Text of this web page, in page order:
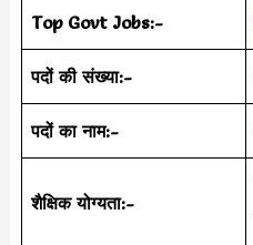
Top Govt Jobs:-
पदों की संख्या:-
पदों का नाम:-
शैक्षिक योग्यता:-